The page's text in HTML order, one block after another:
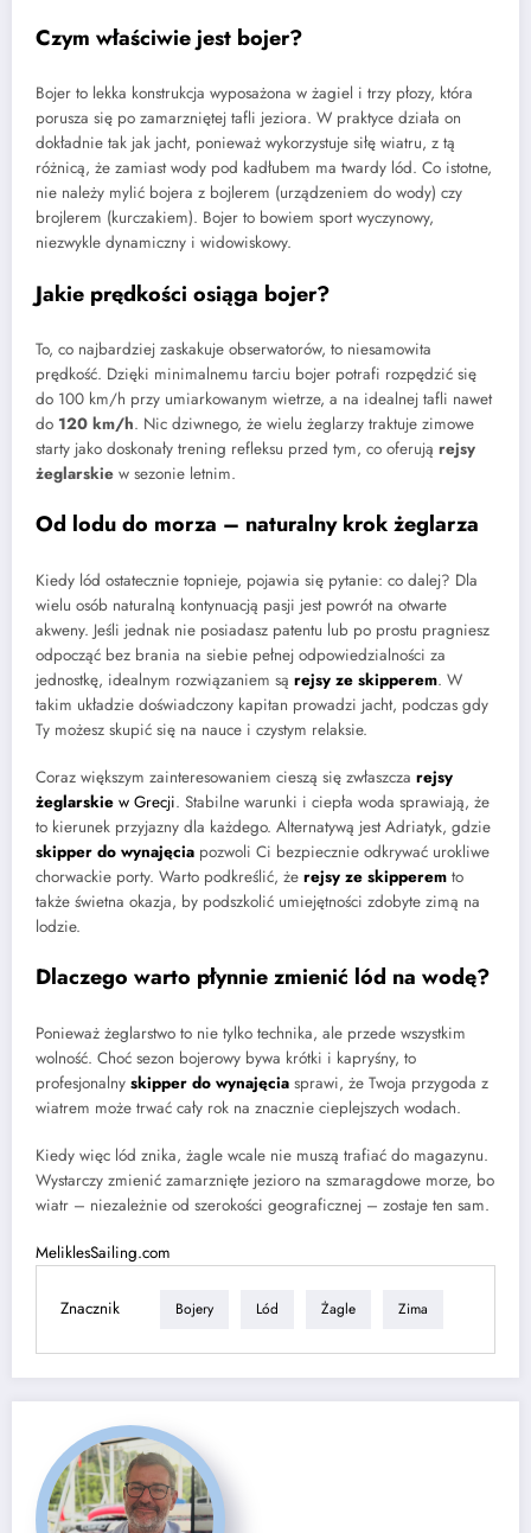
Czym właściwie jest bojer?
Bojer to lekka konstrukcja wyposażona w żagiel i trzy płozy, która
porusza się po zamarzniętej tafli jeziora. W praktyce działa on
dokładnie tak jak jacht, ponieważ wykorzystuje siłę wiatru, z tą
różnicą, że zamiast wody pod kadłubem ma twardy lód. Co istotne,
nie należy mylić bojera z bojlerem (urządzeniem do wody) czy
brojlerem (kurczakiem). Bojer to bowiem sport wyczynowy,
niezwykle dynamiczny i widowiskowy.
Jakie prędkości osiąga bojer?
To, co najbardziej zaskakuje obserwatorów, to niesamowita
prędkość. Dzięki minimalnemu tarciu bojer potrafi rozpędzić się
do 100 km/h przy umiarkowanym wietrze, a na idealnej tafli nawet
do 120 km/h. Nic dziwnego, że wielu żeglarzy traktuje zimowe
starty jako doskonały trening refleksu przed tym, co oferują rejsy
żeglarskie w sezonie letnim.
Od lodu do morza – naturalny krok żeglarza
Kiedy lód ostatecznie topnieje, pojawia się pytanie: co dalej? Dla
wielu osób naturalną kontynuacją pasji jest powrót na otwarte
akweny. Jeśli jednak nie posiadasz patentu lub po prostu pragniesz
odpocząć bez brania na siebie pełnej odpowiedzialności za
jednostkę, idealnym rozwiązaniem są rejsy ze skipperem. W
takim układzie doświadczony kapitan prowadzi jacht, podczas gdy
Ty możesz skupić się na nauce i czystym relaksie.
Coraz większym zainteresowaniem cieszą się zwłaszcza rejsy
żeglarskie w Grecji. Stabilne warunki i ciepła woda sprawiają, że
to kierunek przyjazny dla każdego. Alternatywą jest Adriatyk, gdzie
skipper do wynajęcia pozwoli Ci bezpiecznie odkrywać urokliwe
chorwackie porty. Warto podkreślić, że rejsy ze skipperem to
także świetna okazja, by podszkolić umiejętności zdobyte zimą na
lodzie.
Dlaczego warto płynnie zmienić lód na wodę?
Ponieważ żeglarstwo to nie tylko technika, ale przede wszystkim
wolność. Choć sezon bojerowy bywa krótki i kapryśny, to
profesjonalny skipper do wynajęcia sprawi, że Twoja przygoda z
wiatrem może trwać cały rok na znacznie cieplejszych wodach.
Kiedy więc lód znika, żagle wcale nie muszą trafiać do magazynu.
Wystarczy zmienić zamarznięte jezioro na szmaragdowe morze, bo
wiatr – niezależnie od szerokości geograficznej – zostaje ten sam.
MeliklesSailing.com
Znacznik Bojery Lód Żagle Zima